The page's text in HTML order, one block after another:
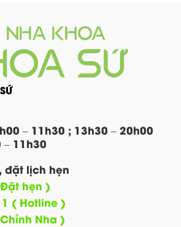
– 11h30 ; 13h30 – 20h00
11h30
đặt lịch hẹn
hẹn )
( Hotline )
Nha )